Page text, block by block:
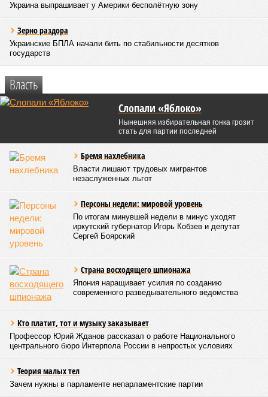
Украина выпрашивает у Америки бесполётную зону
Зерно раздора
Украинские БПЛА начали бить по стабильности десятков
государств
Власть
Слопали «Яблоко»
Нынешняя избирательная гонка грозит
стать для партии последней
Бремя нахлебника
Власти лишают трудовых мигрантов
незаслуженных льгот
Персоны недели: мировой уровень
По итогам минувшей недели в минус уходят
иркутский губернатор Игорь Кобзев и депутат
Сергей Боярский
Страна восходящего шпионажа
Япония наращивает усилия по созданию
современного разведывательного ведомства
Кто платит, тот и музыку заказывает
Профессор Юрий Жданов рассказал о работе Национального
центрального бюро Интерпола России в непростых условиях
Теория малых тел
Зачем нужны в парламенте непарламентские партии